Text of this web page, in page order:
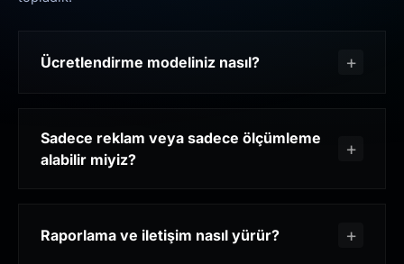
Ücretlendirme modeliniz nasıl?
Sadece reklam veya sadece ölçümleme
alabilir miyiz?
Raporlama ve iletişim nasıl yürür?